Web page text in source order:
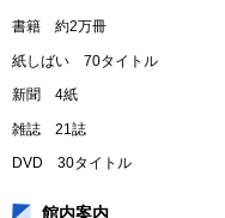
書籍 約2万冊
紙しばい 70タイトル
新聞 4紙
雑誌 21誌
DVD 30タイトル
館内案内